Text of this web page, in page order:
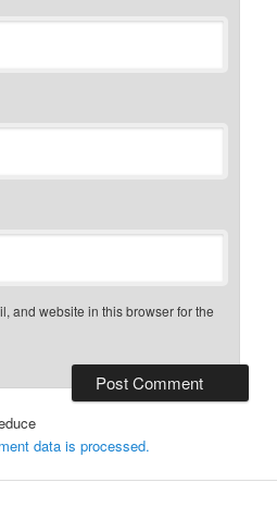
and website in this browser for the
data is processed.